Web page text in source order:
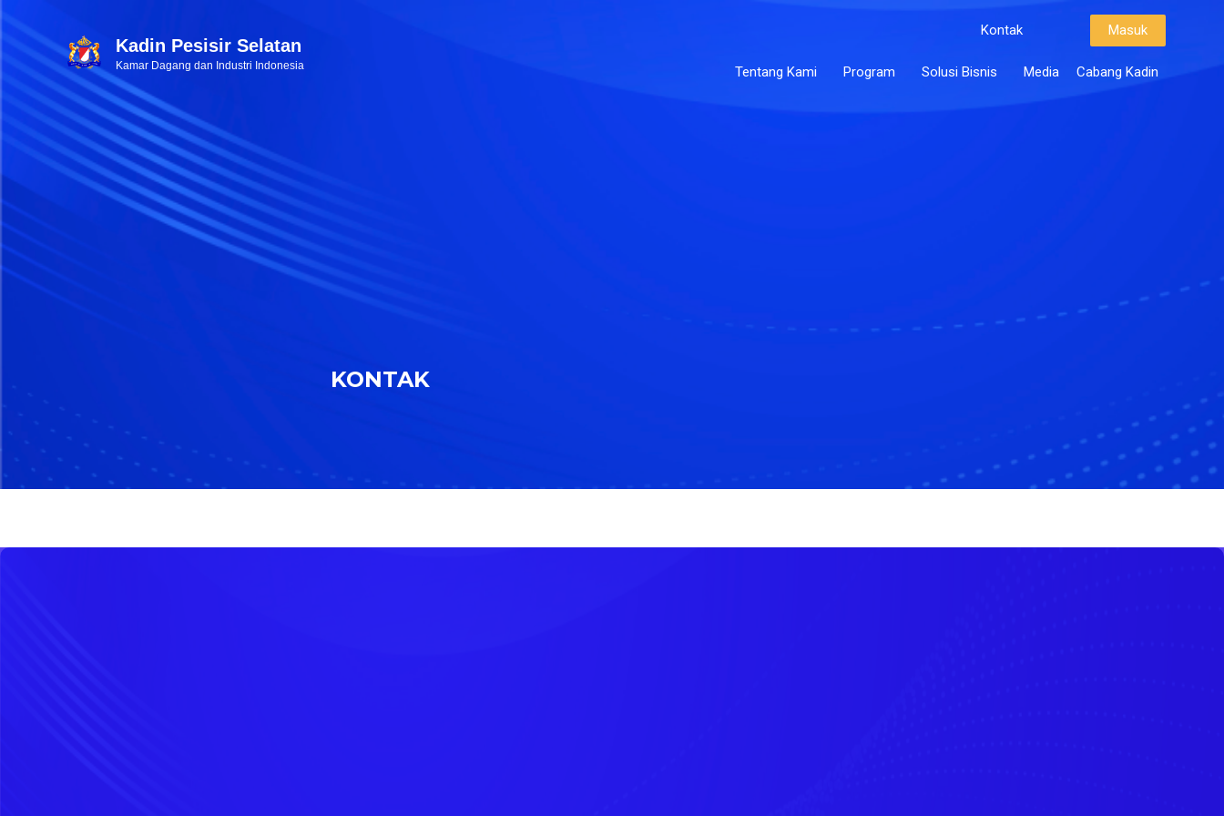
Kadin Pesisir Selatan
Kamar Dagang dan Industri Indonesia
Kontak Masuk
Tentang Kami Program Solusi Bisnis Media Cabang Kadin
KONTAK